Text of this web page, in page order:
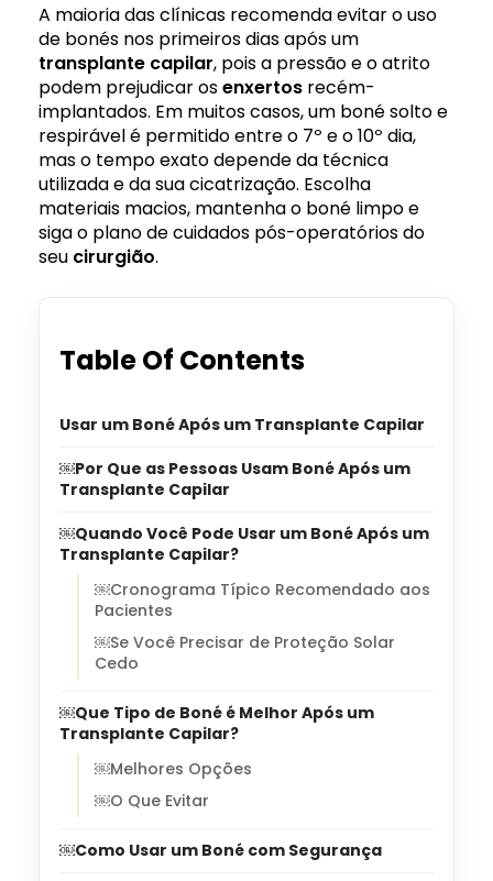
A maioria das clínicas recomenda evitar o uso
de bonés nos primeiros dias após um
transplante capilar, pois a pressão e o atrito
podem prejudicar osenxertos recém-
implantados. Em muitos casos, um boné solto e
respirável é permitido entre o 7º e o 10º dia,
mas o tempo exato depende da técnica
utilizada e da sua cicatrização. Escolha
materiais macios, mantenha o boné limpo e
siga o plano de cuidados pós-operatórios do
seu cirurgião.
Table Of Contents
Usar um Boné Após um Transplante Capilar
￼Por Que as Pessoas Usam Boné Após um
Transplante Capilar
￼Quando Você Pode Usar um Boné Após um
Transplante Capilar?
￼Cronograma Típico Recomendado aos
Pacientes
￼Se Você Precisar de Proteção Solar
Cedo
￼Que Tipo de Boné é Melhor Após um
Transplante Capilar?
￼Melhores Opções
￼O Que Evitar
￼Como Usar um Boné com Segurança